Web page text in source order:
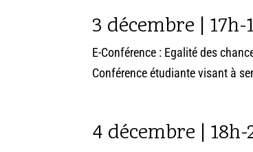
3 décembre |
E-Conférence : Egalité des
Conférence étudiante visant à
4 décembre |